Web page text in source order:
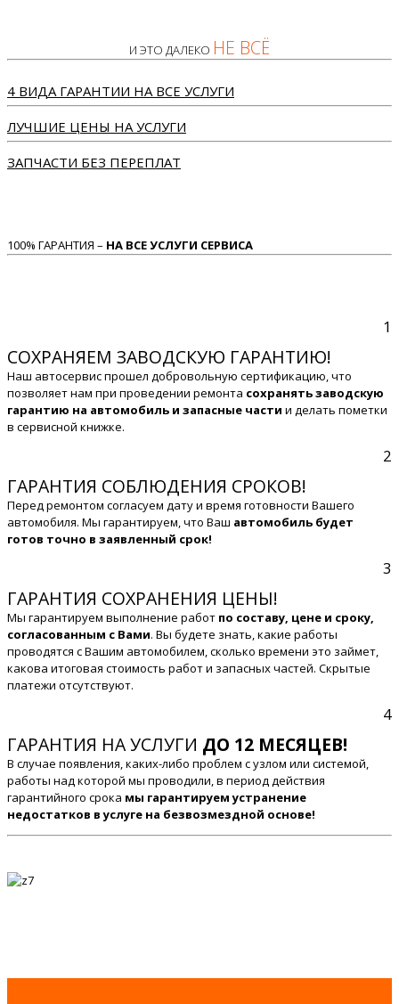
И ЭТО ДАЛЕКО НЕ ВСЁ
4 ВИДА ГАРАНТИИ НА ВСЕ УСЛУГИ
ЛУЧШИЕ ЦЕНЫ НА УСЛУГИ
ЗАПЧАСТИ БЕЗ ПЕРЕПЛАТ
100% ГАРАНТИЯ – НА ВСЕ УСЛУГИ СЕРВИСА
1
СОХРАНЯЕМ ЗАВОДСКУЮ ГАРАНТИЮ!
Наш автосервис прошел добровольную сертификацию, что
позволяет нам при проведении ремонта сохранять заводскую
гарантию на автомобиль и запасные части и делать пометки
в сервисной книжке.
2
ГАРАНТИЯ СОБЛЮДЕНИЯ СРОКОВ!
Перед ремонтом согласуем дату и время готовности Вашего
автомобиля. Мы гарантируем, что Ваш автомобиль будет
готов точно в заявленный срок!
3
ГАРАНТИЯ СОХРАНЕНИЯ ЦЕНЫ!
Мы гарантируем выполнение работ по составу, цене и сроку,
согласованным с Вами. Вы будете знать, какие работы
проводятся с Вашим автомобилем, сколько времени это займет,
какова итоговая стоимость работ и запасных частей. Скрытые
платежи отсутствуют.
4
ГАРАНТИЯ НА УСЛУГИ ДО 12 МЕСЯЦЕВ!
В случае появления, каких-либо проблем с узлом или системой,
работы над которой мы проводили, в период действия
гарантийного срока мы гарантируем устранение
недостатков в услуге на безвозмездной основе!